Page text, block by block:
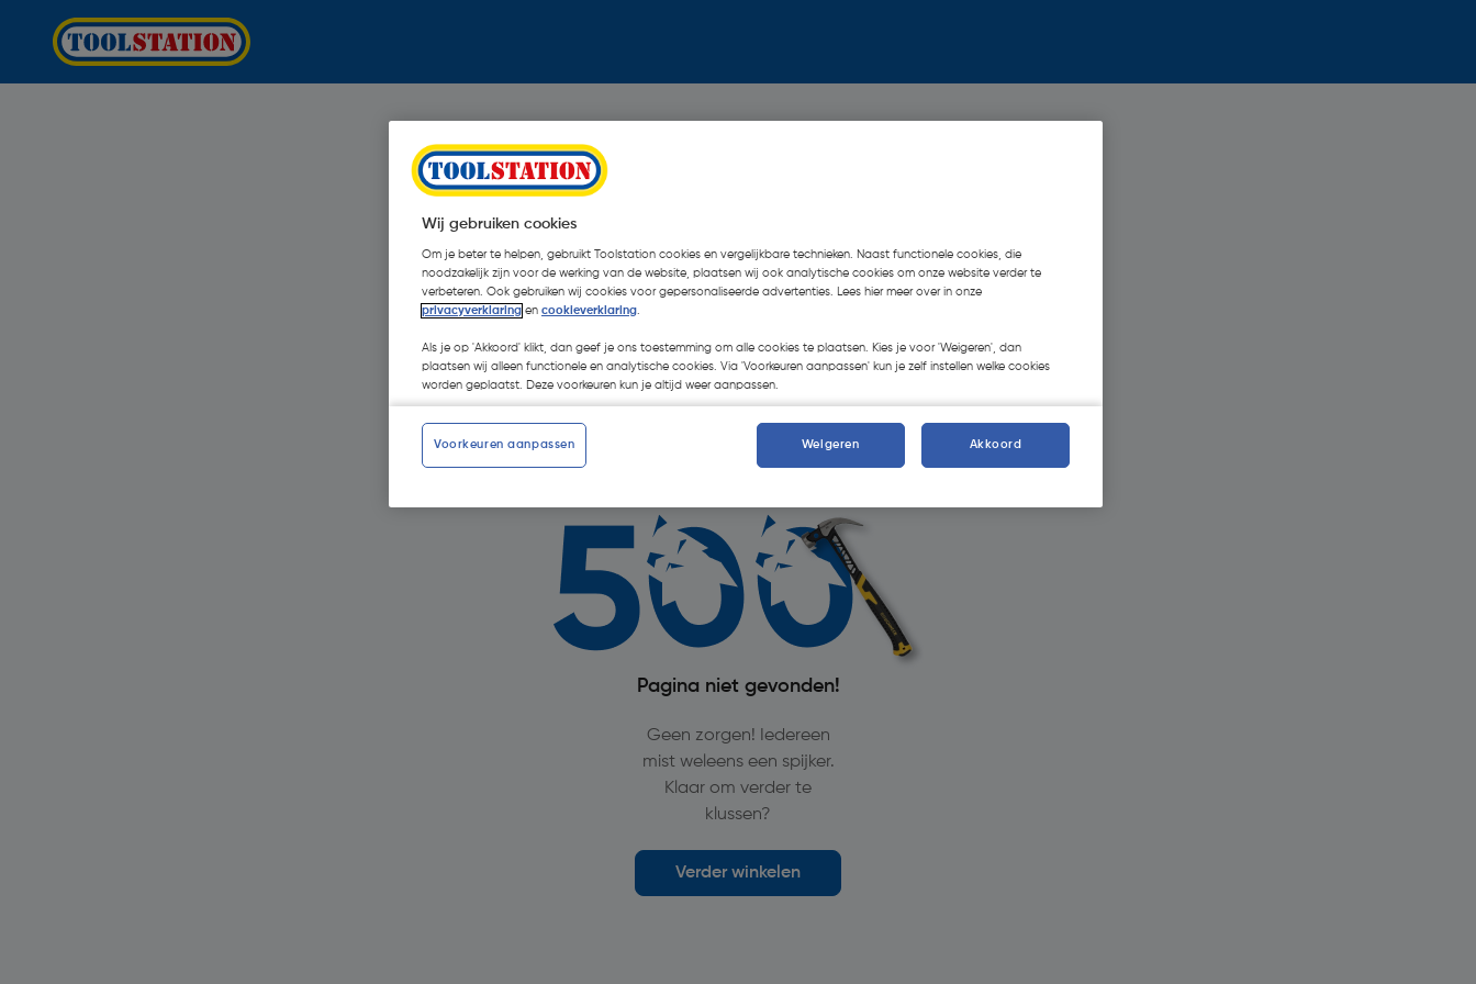
Oops!
Pagina niet gevonden!
Geen zorgen! Iedereen
mist weleens een spijker.
Klaar om verder te
klussen?
Verder winkelen
Wij gebruiken cookies
Om je beter te helpen, gebruikt Toolstation cookies en vergelijkbare technieken. Naast functionele cookies, die
noodzakelijk zijn voor de werking van de website, plaatsen wij ook analytische cookies om onze website verder te
verbeteren. Ook gebruiken wij cookies voor gepersonaliseerde advertenties. Lees hier meer over in onze
privacyverklaring en cookieverklaring.
Als je op 'Akkoord' klikt, dan geef je ons toestemming om alle cookies te plaatsen. Kies je voor 'Weigeren', dan
plaatsen wij alleen functionele en analytische cookies. Via 'Voorkeuren aanpassen' kun je zelf instellen welke cookies
worden geplaatst. Deze voorkeuren kun je altijd weer aanpassen.
Voorkeuren aanpassen Weigeren Akkoord